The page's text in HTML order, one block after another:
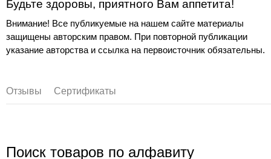
Будьте здоровы, приятного Вам аппетита!
Внимание! Все публикуемые на нашем сайте материалы
защищены авторским правом. При повторной публикации
указание авторства и ссылка на первоисточник обязательны.
Отзывы Сертификаты
Поиск товаров по алфавиту